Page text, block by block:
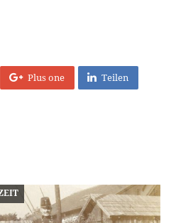
Plus one Teilen